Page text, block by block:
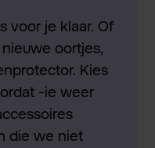
voor je klaar. Of
oortjes,
Kies
-ie weer
die we niet